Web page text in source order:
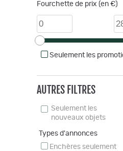
Fourchette de prix (en €)
Seulement les
AUTRES FILTRES
Seulement les
nouveaux objets
Types d'annonces
Enchères seulement